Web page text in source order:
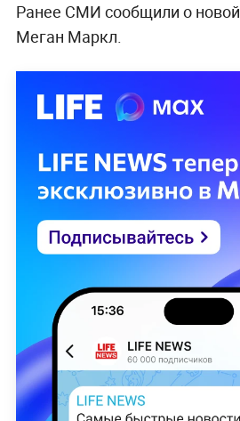
Ранее СМИ сообщили о новой
Меган Маркл.